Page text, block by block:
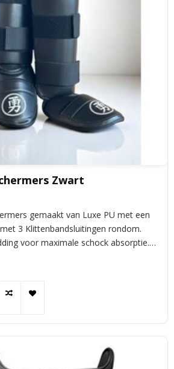
Zwart
gemaakt van Luxe PU met een
3 Klittenbandsluitingen rondom.
voor maximale schock absorptie.
met elastiek achter de